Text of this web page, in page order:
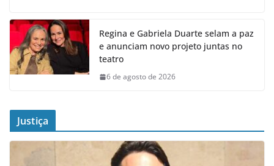
Regina e Gabriela Duarte selam a paz
e anunciam novo projeto juntas no
teatro
6 de agosto de 2026
Justiça